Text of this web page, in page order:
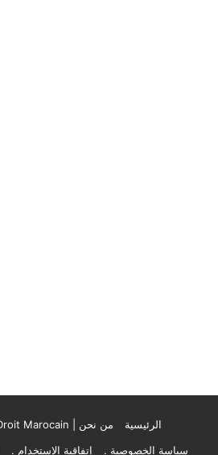
الرئيسية
من نحن | Droit Marocain (القانون المغربي)
سياسة الخصوصية .
إتفاقية الإستخدام .